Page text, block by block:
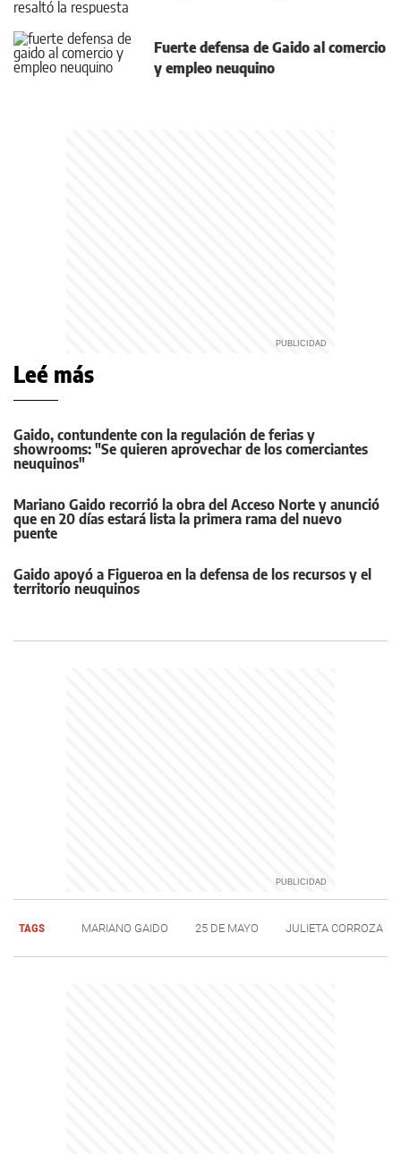
Fuerte defensa de Gaido al comercio
y empleo neuquino
Leé más
Gaido, contundente con la regulación de ferias y
showrooms: "Se quieren aprovechar de los comerciantes
neuquinos"
Mariano Gaido recorrió la obra del Acceso Norte y anunció
que en 20 días estará lista la primera rama del nuevo
puente
Gaido apoyó a Figueroa en la defensa de los recursos y el
territorio neuquinos
TAGS MARIANO GAIDO 25 DE MAYO JULIETA CORROZA